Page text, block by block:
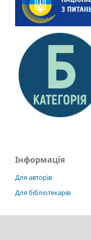
Інформація
Для авторів
Для бібліотекарів